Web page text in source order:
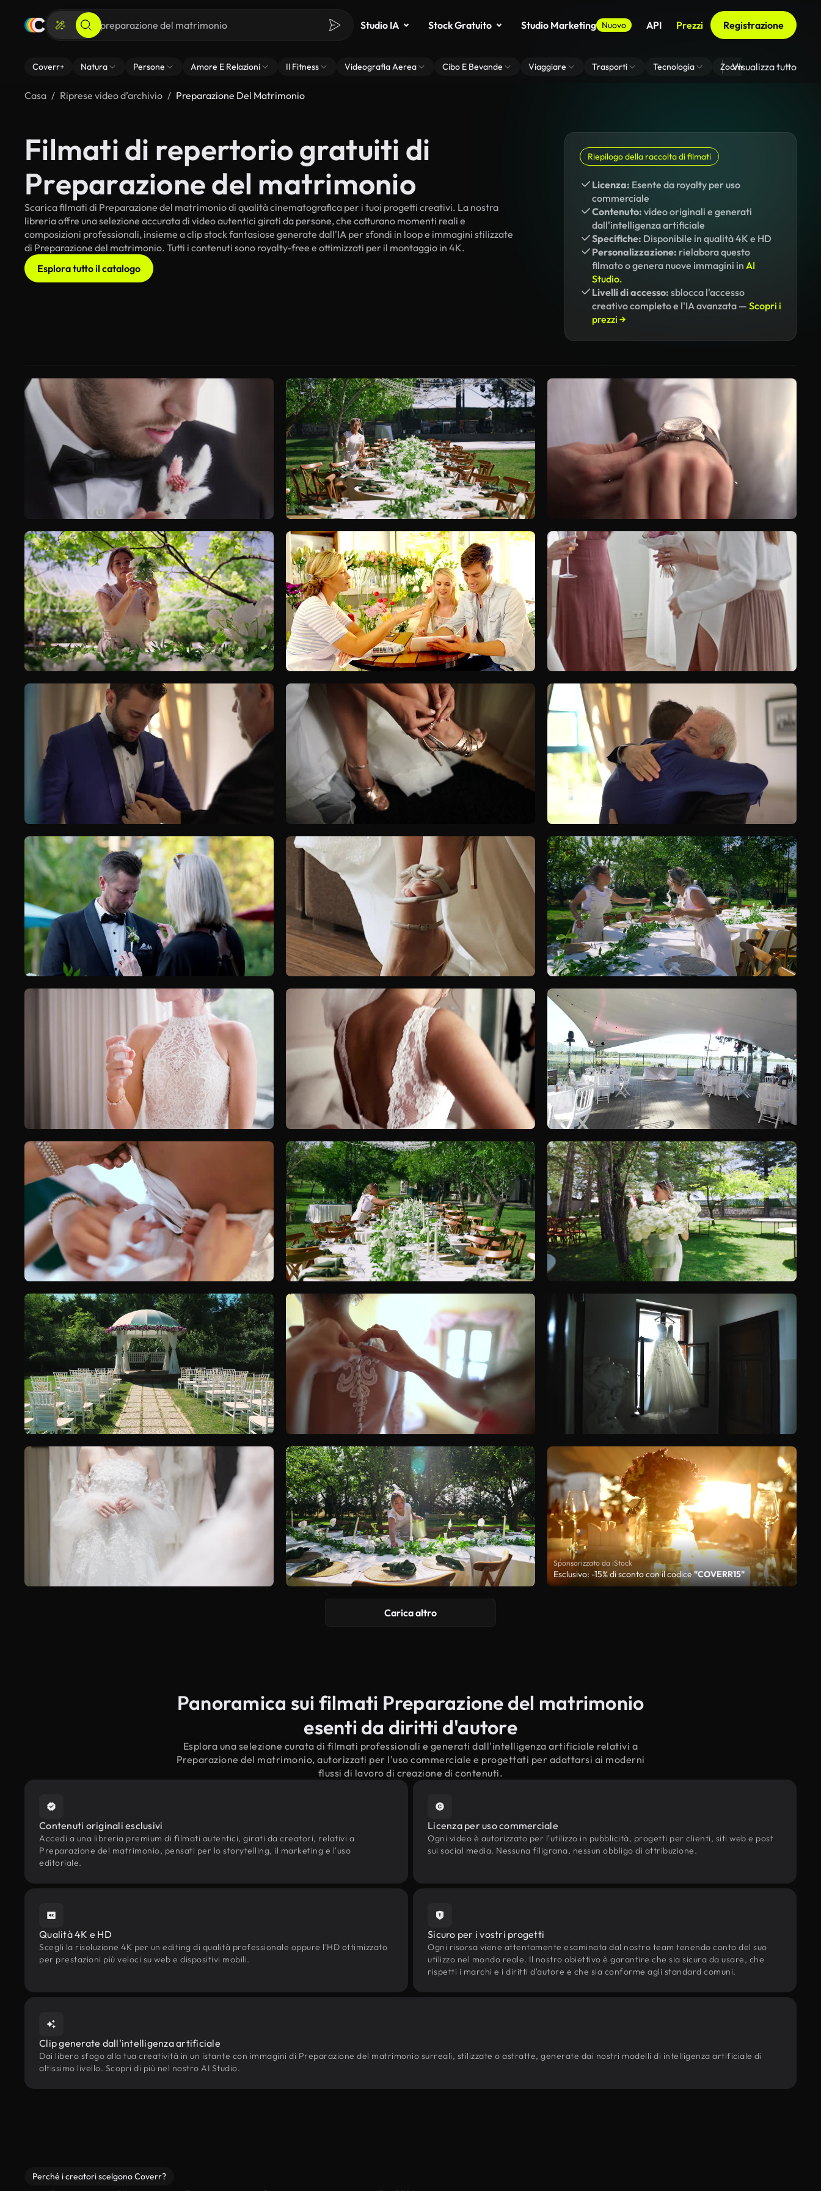
Studio IA Stock Gratuito Studio Marketing Nuovo API Prezzi Registrazione
Coverr+ Natura Persone Amore E Relazioni Il Fitness Videografia Aerea Cibo E Bevande Viaggiare Trasporti Tecnologia Zoom Di Sfondo Virtuale
Visualizza tutto
Casa Riprese video d’archivio Preparazione Del Matrimonio
Filmati di repertorio gratuiti di
Preparazione del matrimonio
Scarica filmati di Preparazione del matrimonio di qualità cinematografica per i tuoi progetti creativi. La nostra
libreria offre una selezione accurata di video autentici girati da persone, che catturano momenti reali e
composizioni professionali, insieme a clip stock fantasiose generate dall'IA per sfondi in loop e immagini stilizzate
di Preparazione del matrimonio. Tutti i contenuti sono royalty-free e ottimizzati per il montaggio in 4K.
Esplora tutto il catalogo
Riepilogo della raccolta di filmati
Licenza: Esente da royalty per uso
commerciale
Contenuto: video originali e generati
dall'intelligenza artificiale
Specifiche: Disponibile in qualità 4K e HD
Personalizzazione: rielabora questo
filmato o genera nuove immagini in AI
Studio.
Livelli di accesso: sblocca l'accesso
creativo completo e l'IA avanzata — Scopri i
prezzi →
Sponsorizzato da iStock
Esclusivo: -15% di sconto con il codice"COVERR15"
Carica altro
Panoramica sui filmati Preparazione del matrimonio
esenti da diritti d'autore
Esplora una selezione curata di filmati professionali e generati dall'intelligenza artificiale relativi a
Preparazione del matrimonio, autorizzati per l'uso commerciale e progettati per adattarsi ai moderni
flussi di lavoro di creazione di contenuti.
Contenuti originali esclusivi
Accedi a una libreria premium di filmati autentici, girati da creatori, relativi a
Preparazione del matrimonio, pensati per lo storytelling, il marketing e l'uso
editoriale.
Licenza per uso commerciale
Ogni video è autorizzato per l'utilizzo in pubblicità, progetti per clienti, siti web e post
sui social media. Nessuna filigrana, nessun obbligo di attribuzione.
Qualità 4K e HD
Scegli la risoluzione 4K per un editing di qualità professionale oppure l'HD ottimizzato
per prestazioni più veloci su web e dispositivi mobili.
Sicuro per i vostri progetti
Ogni risorsa viene attentamente esaminata dal nostro team tenendo conto del suo
utilizzo nel mondo reale. Il nostro obiettivo è garantire che sia sicura da usare, che
rispetti i marchi e i diritti d'autore e che sia conforme agli standard comuni.
Clip generate dall'intelligenza artificiale
Dai libero sfogo alla tua creatività in un istante con immagini di Preparazione del matrimonio surreali, stilizzate o astratte, generate dai nostri modelli di intelligenza artificiale di
altissimo livello. Scopri di più nel nostro AI Studio.
Perché i creatori scelgono Coverr?